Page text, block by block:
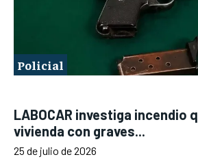
Policial
LABOCAR investiga incendio
vivienda con graves...
25 de julio de 2026